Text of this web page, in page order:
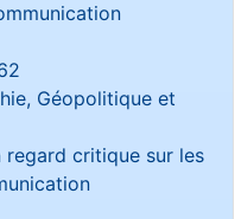
Géopolitique et
regard critique sur les